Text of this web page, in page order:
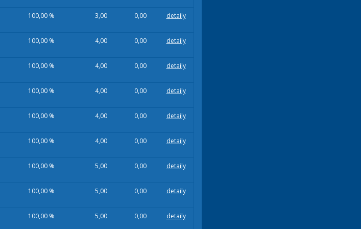
100,00 % 3,00 0,00 detaily
100,00 % 4,00 0,00 detaily
100,00 % 4,00 0,00 detaily
100,00 % 4,00 0,00 detaily
100,00 % 4,00 0,00 detaily
100,00 % 4,00 0,00 detaily
100,00 % 5,00 0,00 detaily
100,00 % 5,00 0,00 detaily
100,00 % 5,00 0,00 detaily